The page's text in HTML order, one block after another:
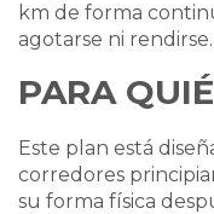
km de forma
agotarse ni rendirse.
PARA
Este plan está
corredores
su forma física